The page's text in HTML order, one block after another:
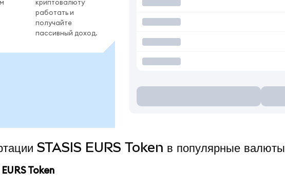
криптовалюту
работать и
получайте
пассивный доход.
STASIS EURS Token в популярные валюты
Token